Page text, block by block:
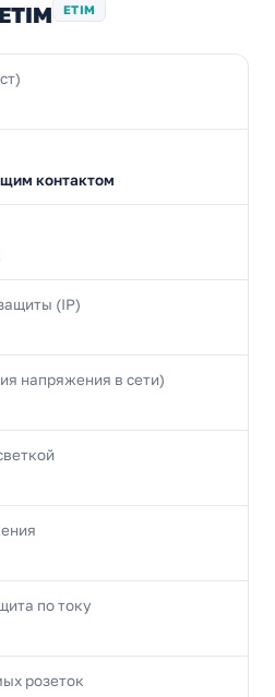
ETIM
контактом
(IP)
напряжения в сети)
по току
розеток